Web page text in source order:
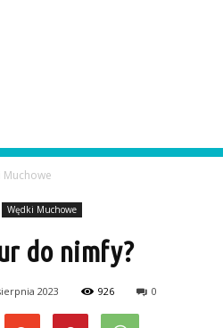
Muchowe
Wędki Muchowe
do nimfy?
2023 926 0